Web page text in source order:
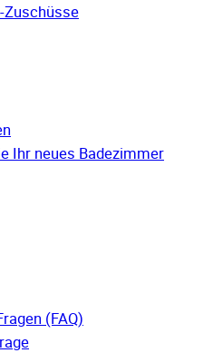
Zuschüsse
Ihr neues Badezimmer
(FAQ)